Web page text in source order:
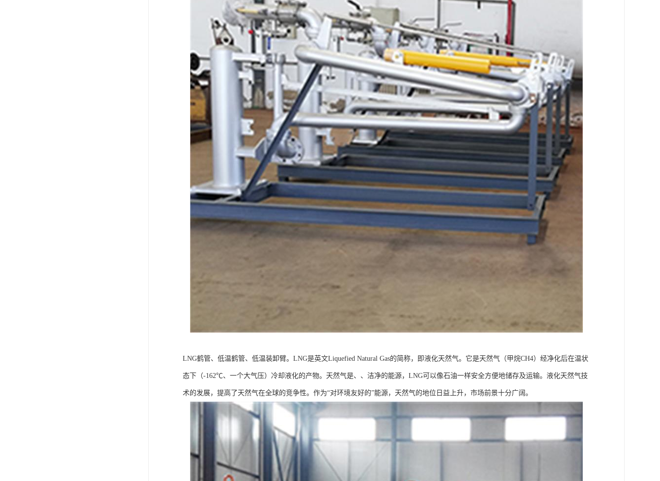
LNG鹤管、低温鹤管、低温装卸臂。LNG是英文Liquefied Natural Gas的简称，即液化天然气。它是天然气（甲烷CH4）经净化后在温状
态下（-162℃、一个大气压）冷却液化的产物。天然气是、、洁净的能源，LNG可以像石油一样安全方便地储存及运输。液化天然气技
术的发展，提高了天然气在全球的竞争性。作为“对环境友好的”能源，天然气的地位日益上升，市场前景十分广阔。